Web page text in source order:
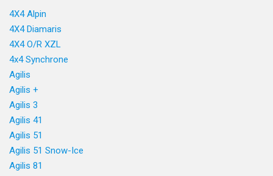
4X4 Alpin
4X4 Diamaris
4X4 O/R XZL
4x4 Synchrone
Agilis
Agilis +
Agilis 3
Agilis 41
Agilis 51
Agilis 51 Snow-Ice
Agilis 81